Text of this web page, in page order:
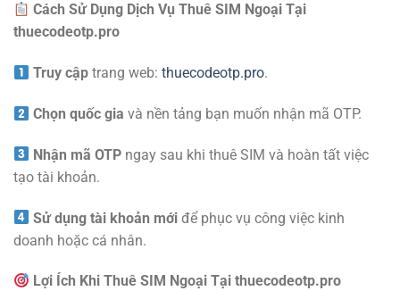
Cách Sử Dụng Dịch Vụ Thuê SIM Ngoại Tại
thuecodeotp.pro
Truy cập trang web:thuecodeotp.pro.
Chọn quốc gia và nền tảng bạn muốn nhận mã OTP.
Nhận mã OTP ngay sau khi thuê SIM và hoàn tất việc
tạo tài khoản.
Sử dụng tài khoản mới để phục vụ công việc kinh
doanh hoặc cá nhân.
Lợi Ích Khi Thuê SIM Ngoại Tại thuecodeotp.pro